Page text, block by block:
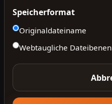
Speicherformat
Originaldateiname
Webtaugliche